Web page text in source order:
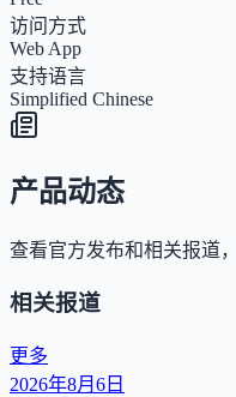
访问方式
Web App
支持语言
Simplified Chinese
产品动态
查看官方发布和相关报道
相关报道
更多
2026年8月6日